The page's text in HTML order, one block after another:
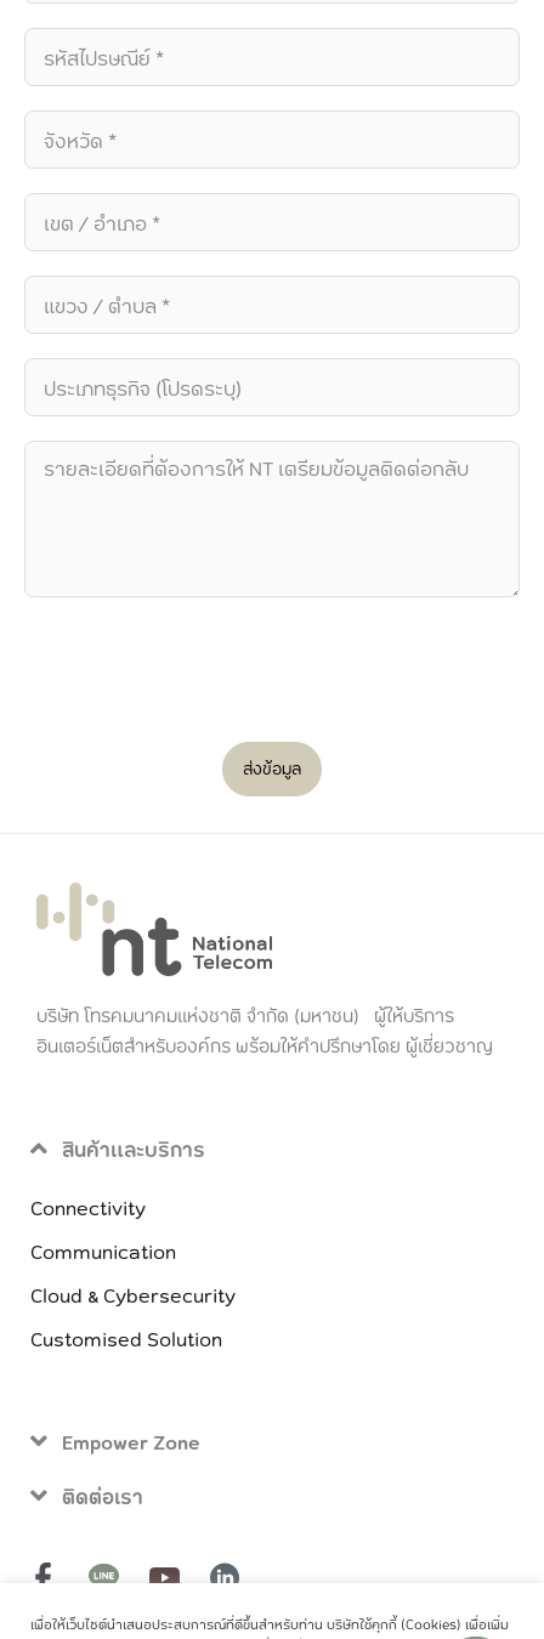
ส่งข้อมูล
บริษัท โทรคมนาคมแห่งชาติ จำกัด (มหาชน) ผู้ให้บริการ
อินเตอร์เน็ตสำหรับองค์กร พร้อมให้คำปรึกษาโดย ผู้เชี่ยวชาญ
สินค้าและบริการ
Connectivity
Communication
Cloud & Cybersecurity
Customised Solution
Empower Zone
ติดต่อเรา
เพื่อให้เว็บไซต์นำเสนอประสบการณ์ที่ดีขึ้นสำหรับท่าน บริษัทใช้คุกกี้ (Cookies) เพื่อเพิ่ม